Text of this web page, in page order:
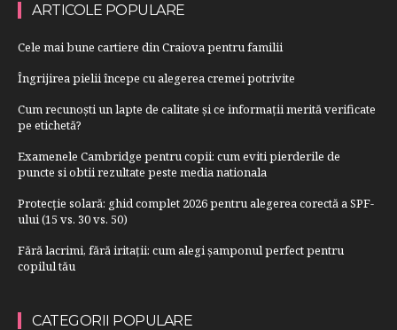
ARTICOLE POPULARE
Cele mai bune cartiere din Craiova pentru familii
Îngrijirea pielii începe cu alegerea cremei potrivite
Cum recunoști un lapte de calitate și ce informații merită verificate
pe etichetă?
Examenele Cambridge pentru copii: cum eviti pierderile de
puncte si obtii rezultate peste media nationala
Protecție solară: ghid complet 2026 pentru alegerea corectă a SPF-
ului (15 vs. 30 vs. 50)
Fără lacrimi, fără iritații: cum alegi șamponul perfect pentru
copilul tău
CATEGORII POPULARE